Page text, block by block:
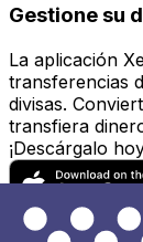
Gestione su
La aplicación
transferencias
divisas.
transfiera
¡Descárgalo